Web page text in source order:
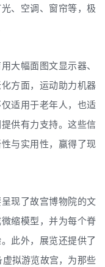
、空调、窗帘等，极
大幅面图文显示器、
方面，运动助力机器
适用于老年人，也适
供有力支持。这些信
与实用性，赢得了现
现了故宫博物院的文
缩模型，并为每个脊
此外，展览还提供了
拟游览故宫，为那些